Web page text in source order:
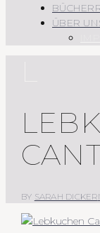
ÜBER
BY SARAH DICKER